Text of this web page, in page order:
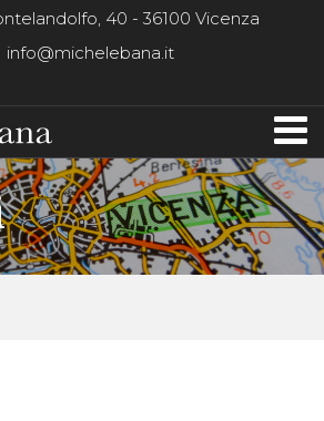
40 - 36100 Vicenza
info@michelebana.it